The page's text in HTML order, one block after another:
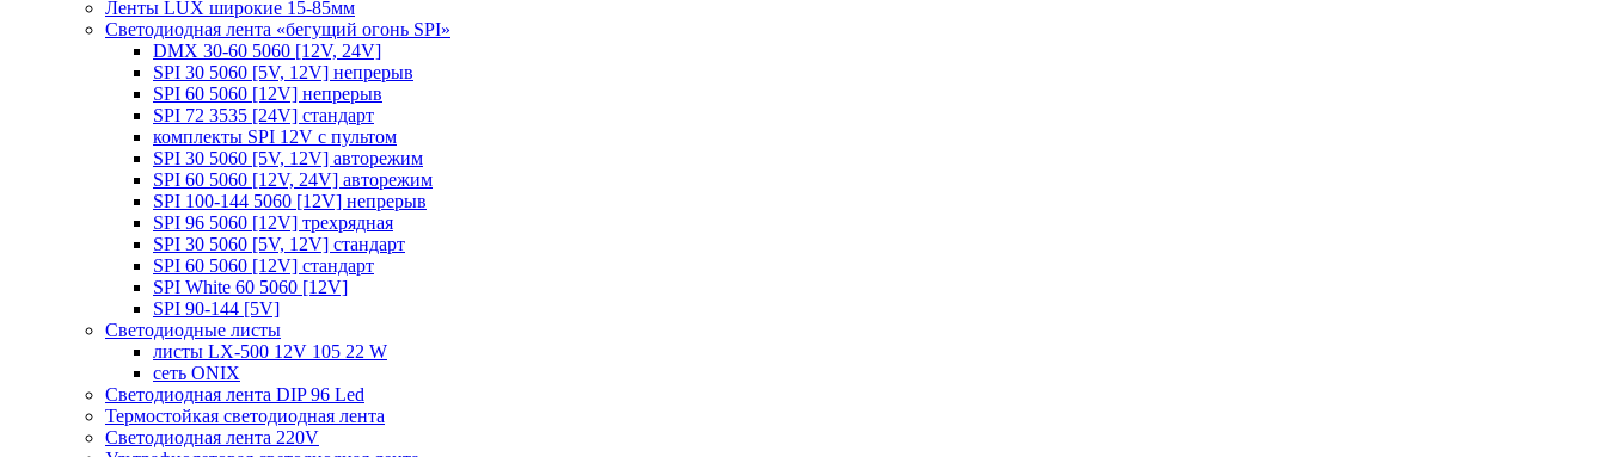
Ленты LUX широкие 15-85мм
Светодиодная лента «бегущий огонь SPI»
DMX 30-60 5060 [12V, 24V]
SPI 30 5060 [5V, 12V] непрерыв
SPI 60 5060 [12V] непрерыв
SPI 72 3535 [24V] стандарт
комплекты SPI 12V с пультом
SPI 30 5060 [5V, 12V] авторежим
SPI 60 5060 [12V, 24V] авторежим
SPI 100-144 5060 [12V] непрерыв
SPI 96 5060 [12V] трехрядная
SPI 30 5060 [5V, 12V] стандарт
SPI 60 5060 [12V] стандарт
SPI White 60 5060 [12V]
SPI 90-144 [5V]
Светодиодные листы
листы LX-500 12V 105 22 W
сеть ONIX
Светодиодная лента DIP 96 Led
Термостойкая светодиодная лента
Светодиодная лента 220V